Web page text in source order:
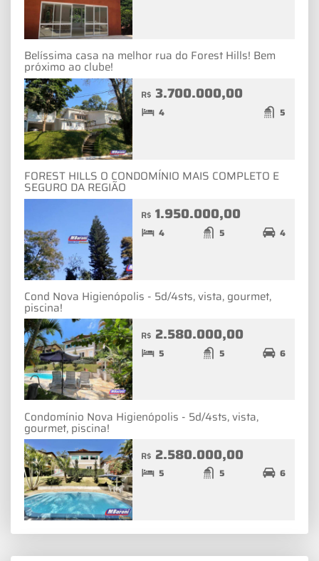
Belíssima casa na melhor rua do Forest Hills! Bem
próximo ao clube!
R$ 3.700.000,00
4 5
FOREST HILLS O CONDOMÍNIO MAIS COMPLETO E
SEGURO DA REGIÃO
R$ 1.950.000,00
4 5 4
Cond Nova Higienópolis - 5d/4sts, vista, gourmet,
piscina!
R$ 2.580.000,00
5 5 6
Condomínio Nova Higienópolis - 5d/4sts, vista,
gourmet, piscina!
R$ 2.580.000,00
5 5 6